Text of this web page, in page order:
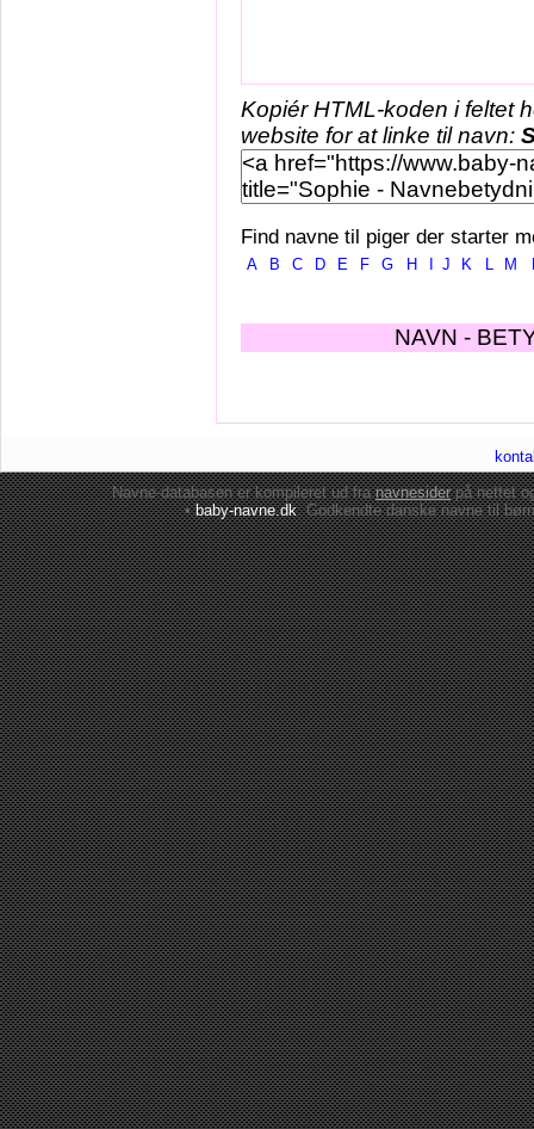
Kopiér HTML-koden i feltet
website for at linke til navn:
Find navne til piger der starter
A B C D E F G H J K L M
NAVN -
Navne-databasen er kompileret ud franavnesiderpå nettet
•baby-navne.dk: Godkendte danskenavne til børn